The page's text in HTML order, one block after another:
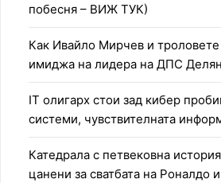
побесня – ВИЖ ТУК)
Как Ивайло Мирчев и троловете
имиджа на лидера на ДПС
IT олигарх стои зад кибер
системи, чувствителната
Катедрала с петвековна
цанени за сватбата на